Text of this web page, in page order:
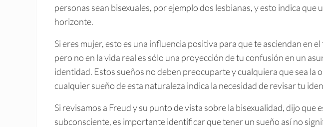
personas sean bisexuales, por ejemplo dos lesbianas, y esto indica que
horizonte.
Si eres mujer, esto es una influencia positiva para que te asciendan en
pero no en la vida real es sólo una proyección de tu confusión en un
identidad. Estos sueños no deben preocuparte y cualquiera que sea la
cualquier sueño de esta naturaleza indica la necesidad de revisar tu
Si revisamos a Freud y su punto de vista sobre la bisexualidad, dijo que
subconsciente, es importante identificar que tener un sueño así no